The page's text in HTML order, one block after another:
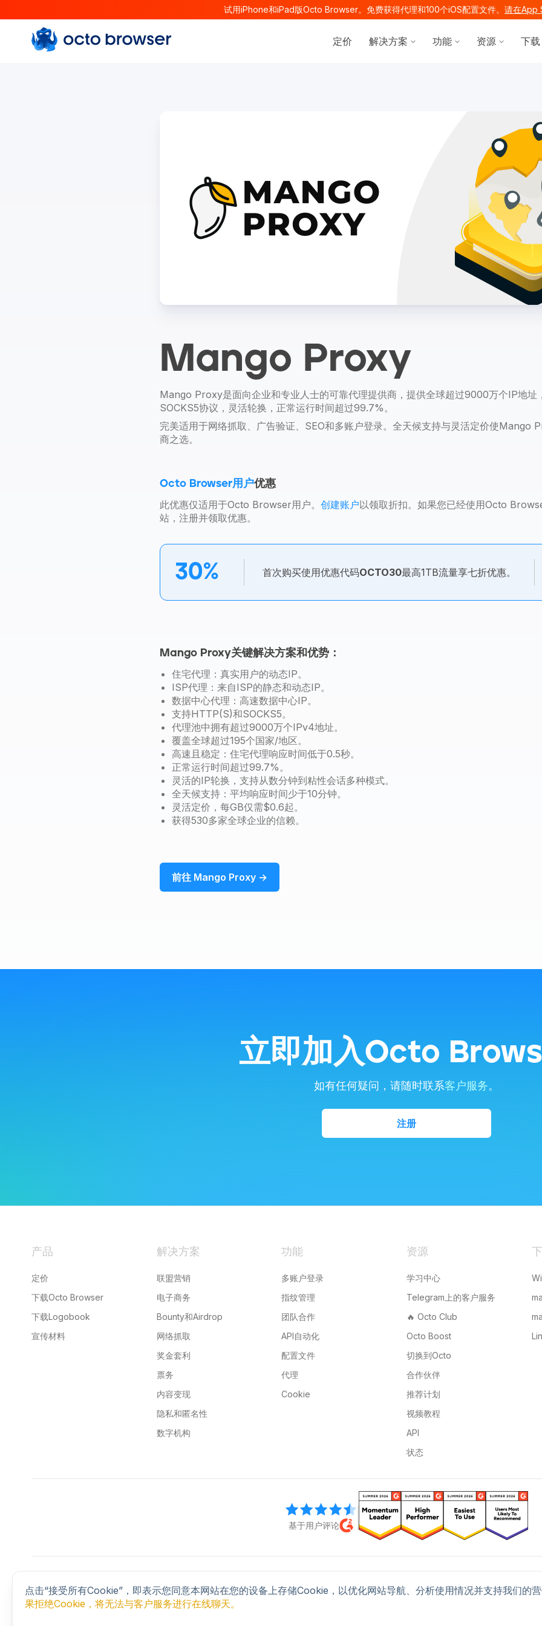
试用iPhone和iPad版Octo Browser。免费获得代理和100个iOS配置文件。 请在App
Octo browser Index
定价 解决方案 Show submenu for 解决方案
功能 Show submenu
资源 Show下载
Mango Proxy
Mango Proxy是面向企业和专业人士的可靠代理提供商，提供全球超过9000万个IP地
SOCKS5协议，灵活轮换，正常运行时间超过99.7%。
完美适用于网络抓取、广告验证、SEO和多账户登录。全天候支持与灵活定价使Mango
商之选。
Octo Browser用户优惠
此优惠仅适用于Octo Browser用户。 创建账户以领取折扣。如果您已经使用Octo
站，注册并领取优惠。
30% 首次购买使用优惠代码OCTO30最高1TB流量享七折优惠。
Mango Proxy关键解决方案和优势：
住宅代理：真实用户的动态IP。
ISP代理：来自ISP的静态和动态IP。
数据中心代理：高速数据中心IP。
支持HTTP(S)和SOCKS5。
代理池中拥有超过9000万个IPv4地址。
覆盖全球超过195个国家/地区。
高速且稳定：住宅代理响应时间低于0.5秒。
正常运行时间超过99.7%。
灵活的IP轮换，支持从数分钟到粘性会话多种模式。
全天候支持：平均响应时间少于10分钟。
灵活定价，每GB仅需$0.6起。
获得530多家全球企业的信赖。
前往 Mango Proxy →
立即加入Octo
如有任何疑问，请随时联系客户服务。
注册
点击“接受所有Cookie”，即表示您同意本网站在您的设备上存储Cookie，以优化网站导航、分析使用情况并支持我们的
果拒绝Cookie，将无法与客户服务进行在线聊天。
产品
定价
下载Octo Browser
下载Logobook
宣传材料
解决方案
联盟营销
电子商务
Bounty和Airdrop
网络抓取
奖金套利
票务
内容变现
隐私和匿名性
数字机构
功能
多账户登录
指纹管理
团队合作
API自动化
配置文件
代理
Cookie
资源
学习中心
Telegram上的客户服务
🔥 Octo Club
Octo Boost
切换到Octo
合作伙伴
推荐计划
视频教程
API
状态
基于用户评论
41 Devonshire Street, Ground Floor, London, United Kingdom, W1G 7AJ